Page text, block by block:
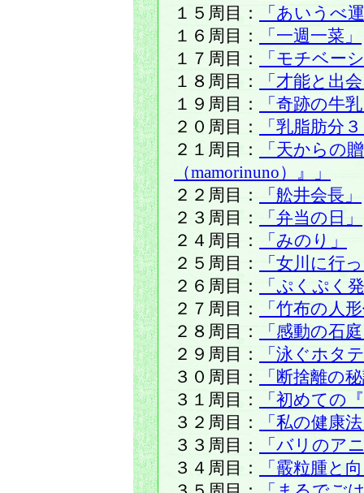
１５周目：
「あいうべ
１６周目：
「一週一菜」
１７周目：
「モチベー
１８周目：
「才能と出
１９周目：
「奇跡の牛
２０周目：
「乳脂肪分
２１周目：
「天からの
（mamorinuno）』」
２２周目：
「舩井会長」
２３周目：
「弁当の日」
２４周目：
「みのり」
２５周目：
「女川に行
２６周目：
「ぷくぷく
２７周目：
「竹布の人
２８周目：
「感動の石
２９周目：
「泳ぐホタ
３０周目：
「断捨離の
３１周目：
「初めての
３２周目：
「私の健康
３３周目：
「バリのア
３４周目：
「霰粒腫と